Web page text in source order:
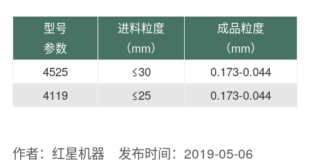
型号
参数
进料粒度
（mm）
成品粒度
（mm）
4525
≤30
0.173-0.044
4119
≤25 0.173-0.044
作者：红星机器 发布时间：2019-05-06